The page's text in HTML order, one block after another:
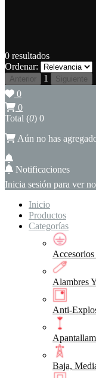
0 resultados
Ordenar:
Anterior 1 Siguiente
0
0
Total (0) 0
Aún no has
Notificaciones
Inicia sesión para ver
Inicio
Productos
Categorías
Accesorios
Alambres
Anti-
Baja,